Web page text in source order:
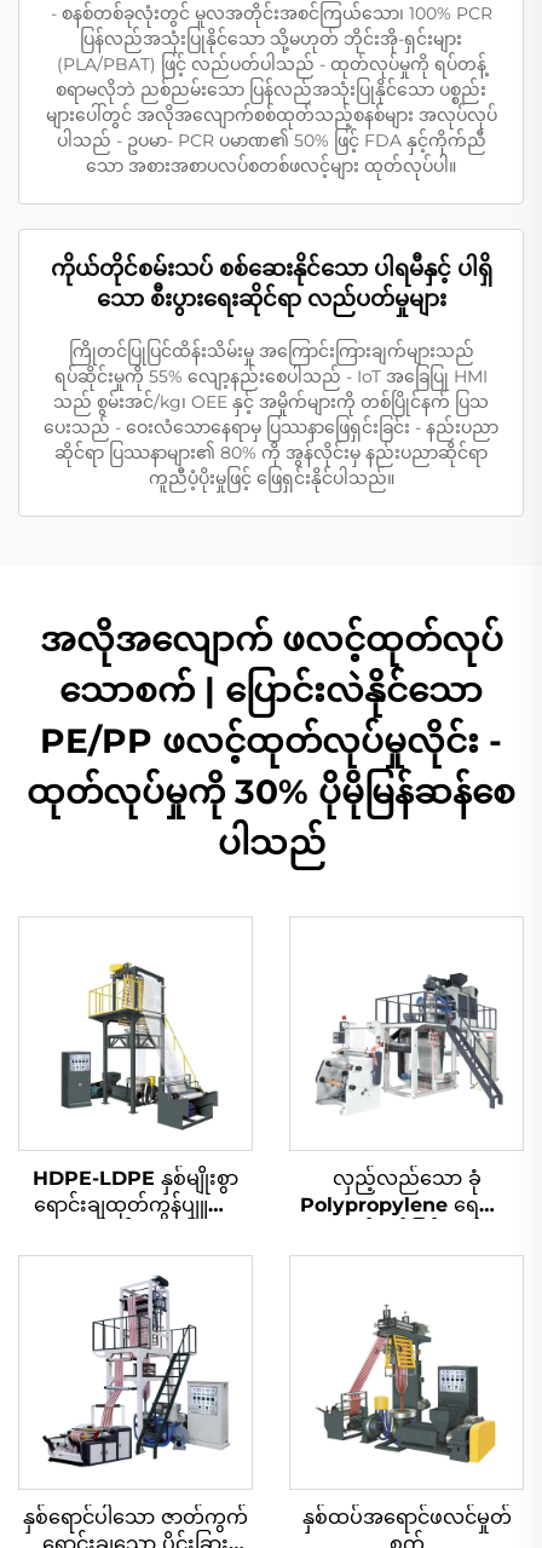
- စနစ်တစ်ခုလုံးတွင် မူလအတိုင်းအစင်ကြယ်သော၊ 100% PCR
ပြန်လည်အသုံးပြုနိုင်သော သို့မဟုတ် ဘိုင်းအို-ရှင်းများ
(PLA/PBAT) ဖြင့် လည်ပတ်ပါသည် - ထုတ်လုပ်မှုကို ရပ်တန့်
စရာမလိုဘဲ ညစ်ညမ်းသော ပြန်လည်အသုံးပြုနိုင်သော ပစ္စည်း
များပေါ်တွင် အလိုအလျောက်စစ်ထုတ်သည့်စနစ်များ အလုပ်လုပ်
ပါသည် - ဥပမာ- PCR ပမာဏ၏ 50% ဖြင့် FDA နှင့်ကိုက်ညီ
သော အစားအစာပလပ်စတစ်ဖလင့်များ ထုတ်လုပ်ပါ။
ကိုယ်တိုင်စမ်းသပ် စစ်ဆေးနိုင်သော ပါရမီနှင့် ပါရှိ
သော စီးပွားရေးဆိုင်ရာ လည်ပတ်မှုများ
ကြိုတင်ပြုပြင်ထိန်းသိမ်းမှု အကြောင်းကြားချက်များသည်
ရပ်ဆိုင်းမှုကို 55% လျော့နည်းစေပါသည် - IoT အခြေပြု HMI
သည် စွမ်းအင်/kg၊ OEE နှင့် အမှိုက်များကို တစ်ပြိုင်နက် ပြသ
ပေးသည် - ဝေးလံသောနေရာမှ ပြဿနာဖြေရှင်းခြင်း - နည်းပညာ
ဆိုင်ရာ ပြဿနာများ၏ 80% ကို အွန်လိုင်းမှ နည်းပညာဆိုင်ရာ
ကူညီပံ့ပိုးမှုဖြင့် ဖြေရှင်းနိုင်ပါသည်။
အလိုအလျောက် ဖလင့်ထုတ်လုပ်
သောစက် | ပြောင်းလဲနိုင်သော
PE/PP ဖလင့်ထုတ်လုပ်မှုလိုင်း -
ထုတ်လုပ်မှုကို 30% ပိုမိုမြန်ဆန်စေ
ပါသည်
HDPE-LDPE နှစ်မျိုးစွာ
ရောင်းချထုတ်ကွန်ပျူတာ
လှည့်လည်သော ခုံ
Polypropylene ရေပြား
နှစ်ရောင်ပါသော ဇာတ်ကွက်
နှစ်ထပ်အရောင်ဖလင်မှုတ်